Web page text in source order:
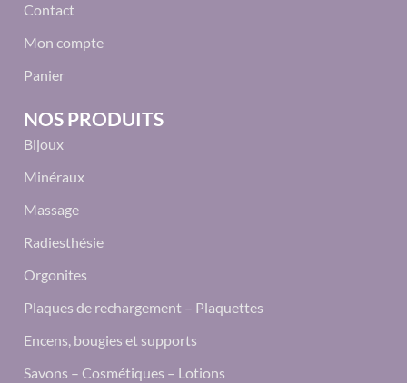
Contact
Mon compte
Panier
NOS PRODUITS
Bijoux
Minéraux
Massage
Radiesthésie
Orgonites
Plaques de rechargement – Plaquettes
Encens, bougies et supports
Savons – Cosmétiques – Lotions